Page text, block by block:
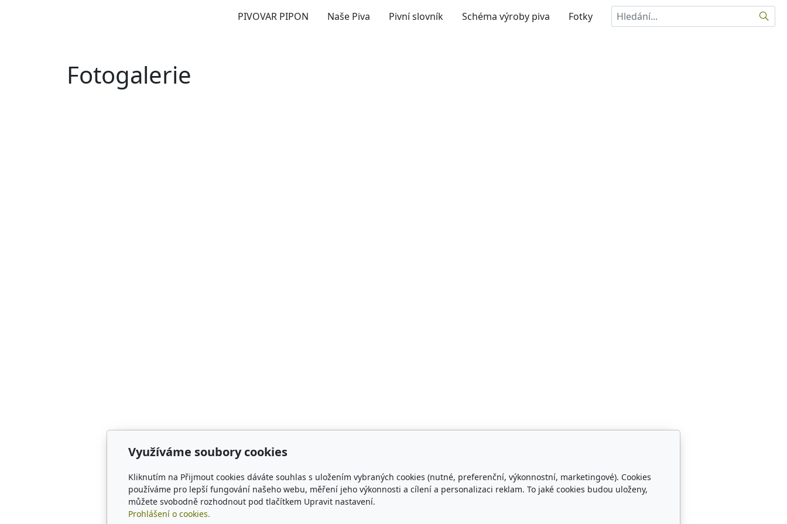
PIVOVAR PIPON Naše Piva Pivní slovník Schéma výroby piva Fotky Hledat
Fotogalerie
Využíváme soubory cookies
Kliknutím na Přijmout cookies dáváte souhlas s uložením vybraných cookies (nutné, preferenční, výkonnostní, marketingové). Cookies
používáme pro lepší fungování našeho webu, měření jeho výkonnosti a cílení a personalizaci reklam. To jaké cookies budou uloženy,
můžete svobodně rozhodnout pod tlačítkem Upravit nastavení.
Prohlášení o cookies.